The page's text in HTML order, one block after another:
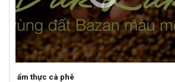
Sự kiện mở màn Mùa du lịch 2026 tại Đắk Lắk